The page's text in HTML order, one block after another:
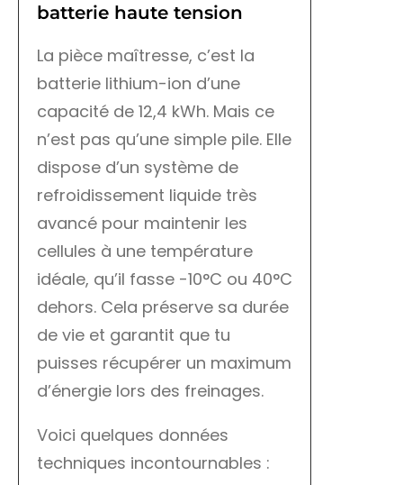
batterie haute tension
La pièce maîtresse, c’est la
batterie lithium-ion d’une
capacité de 12,4 kWh. Mais ce
n’est pas qu’une simple pile. Elle
dispose d’un système de
refroidissement liquide très
avancé pour maintenir les
cellules à une température
idéale, qu’il fasse -10°C ou 40°C
dehors. Cela préserve sa durée
de vie et garantit que tu
puisses récupérer un maximum
d’énergie lors des freinages.
Voici quelques données
techniques incontournables :